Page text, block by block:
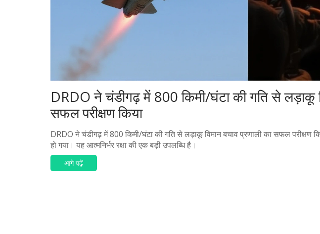
DRDO ने चंडीगढ़ में 800 किमी/घंटा की गति से लड़ाकू
सफल परीक्षण किया
DRDO ने चंडीगढ़ में 800 किमी/घंटा की गति से लड़ाकू विमान बचाव प्रणाली का सफल परीक्षण
हो गया। यह आत्मनिर्भर रक्षा की एक बड़ी उपलब्धि है।
आगे पढ़ें